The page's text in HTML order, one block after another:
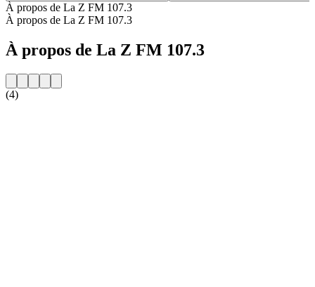
À propos de La Z FM 107.3
À propos de La Z FM 107.3
À propos de La Z FM 107.3
(4)